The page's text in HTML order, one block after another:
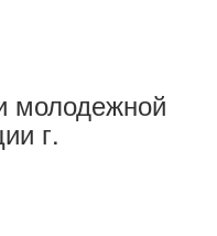
молодежной
г.